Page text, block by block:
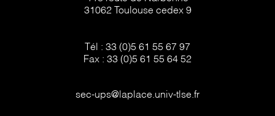
31062 Toulouse cedex 9
Tél : 33 (0)5 61 55 67 97
Fax : 33 (0)5 61 55 64 52
sec-ups@laplace.univ-tlse.fr